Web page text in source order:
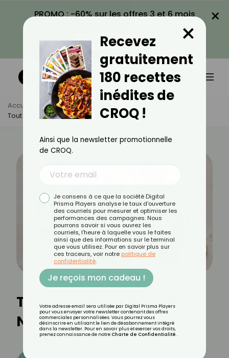
PROMO : -60% sur les offres 3 et 6 mois
VOIR LA PROMO
×
Accueil Actus
Minceur
Tout Savoir Sur Le Régime NASH
Tout savoir sur le régime
NASH
Recevez
gratuitement
180 recettes
inédites de
CROQ !
×
Ainsi que la newsletter promotionnelle
de CROQ.
Je consens à ce que la société Digital
Prisma Players analyse le taux d'ouverture
des courriels pour mesurer et optimiser les
performances des campagnes. Nous
pourrons savoir si vous ouvrez les
courriels, l'heure à laquelle vous le faites
ainsi que des informations sur le terminal
que vous utilisez. Pour en savoir plus sur
ces traceurs, voir notre politique de
confidentialité.
Je reçois mon cadeau !
Votre adresse email sera utilisée par Digital Prisma Players
pour vous envoyer votre newsletter contenant des offres
commerciales personnalisées. Vous pourrez vous
désinscrire en utilisant le lien de désabonnement intégré
dans la newsletter. Pour en savoir plus et exercer vos droits,
prenez connaissance de notre Charte de Confidentialité.